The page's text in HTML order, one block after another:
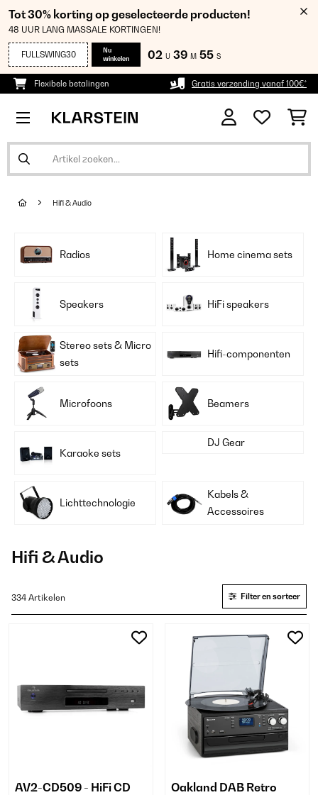
Tot 30% korting op geselecteerde producten!
48 UUR LANG MASSALE KORTINGEN!
FULLSWING30
Nu
winkelen
02 U 39 M 54 S
Flexibele betalingen Gratis verzending vanaf 100€*
Hifi & Audio
Radios Home cinema sets
Speakers HiFi speakers
Stereo sets & Micro
sets
Hifi-componenten
Microfoons Beamers
Karaoke sets
DJ Gear
Lichttechnologie
Kabels &
Accessoires
Hifi & Audio
334 Artikelen Filter en sorteer
AV2-CD509 - HiFi CD
Oakland DAB Retro